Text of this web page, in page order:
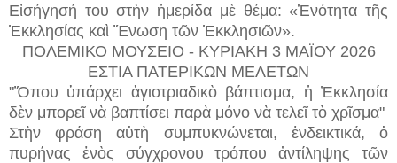
Εἰσήγησή του στὴν ἡμερίδα μὲ θέμα: «Ἑνότητα τῆς
Ἐκκλησίας καὶ Ἕνωση τῶν Ἐκκλησιῶν».
ΠΟΛΕΜΙΚΟ ΜΟΥΣΕΙΟ - ΚΥΡΙΑΚΗ 3 ΜΑΪΟΥ 2026
ΕΣΤΙΑ ΠΑΤΕΡΙΚΩΝ ΜΕΛΕΤΩΝ
"Ὅπου ὑπάρχει ἁγιοτριαδικὸ βάπτισμα, ἡ Ἐκκλησία
δὲν μπορεῖ νὰ βαπτίσει παρὰ μόνο νὰ τελεῖ τὸ χρῖσμα"
Στὴν φράση αὐτὴ συμπυκνώνεται, ἐνδεικτικά, ὁ
πυρήνας ἑνὸς σύγχρονου τρόπου ἀντίληψης τῶν